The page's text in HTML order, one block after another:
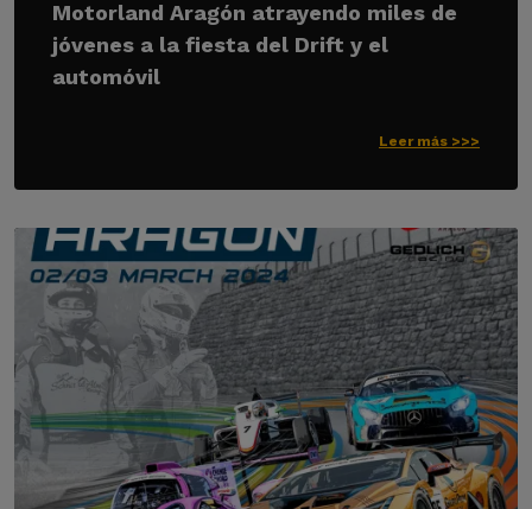
Motorland Aragón atrayendo miles de
jóvenes a la fiesta del Drift y el
automóvil
Leer más >>>